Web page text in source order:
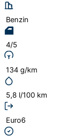
Benzin
4/5
134 g/km
5,8 l/100 km
Euro6